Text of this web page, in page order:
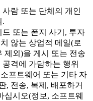
람 또는 단체의 개인
.
또는 폰지 사기, 투자
않는 상업적 메일(로
제외)을 게시 또는 전송
격에 가담하는 행위
프트웨어 또는 기타 자
, 전송, 복제, 배포하거
시오(정보, 소프트웨